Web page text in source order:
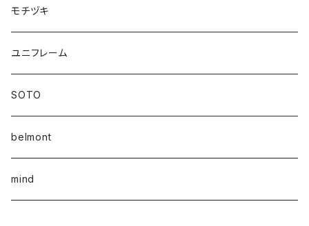
モチヅキ
ユニフレーム
SOTO
belmont
mind